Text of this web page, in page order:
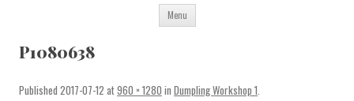
Menu Skip
content
P1080638
Published 2017-07-12 at960 × 1280 in Dumpling Workshop 1.